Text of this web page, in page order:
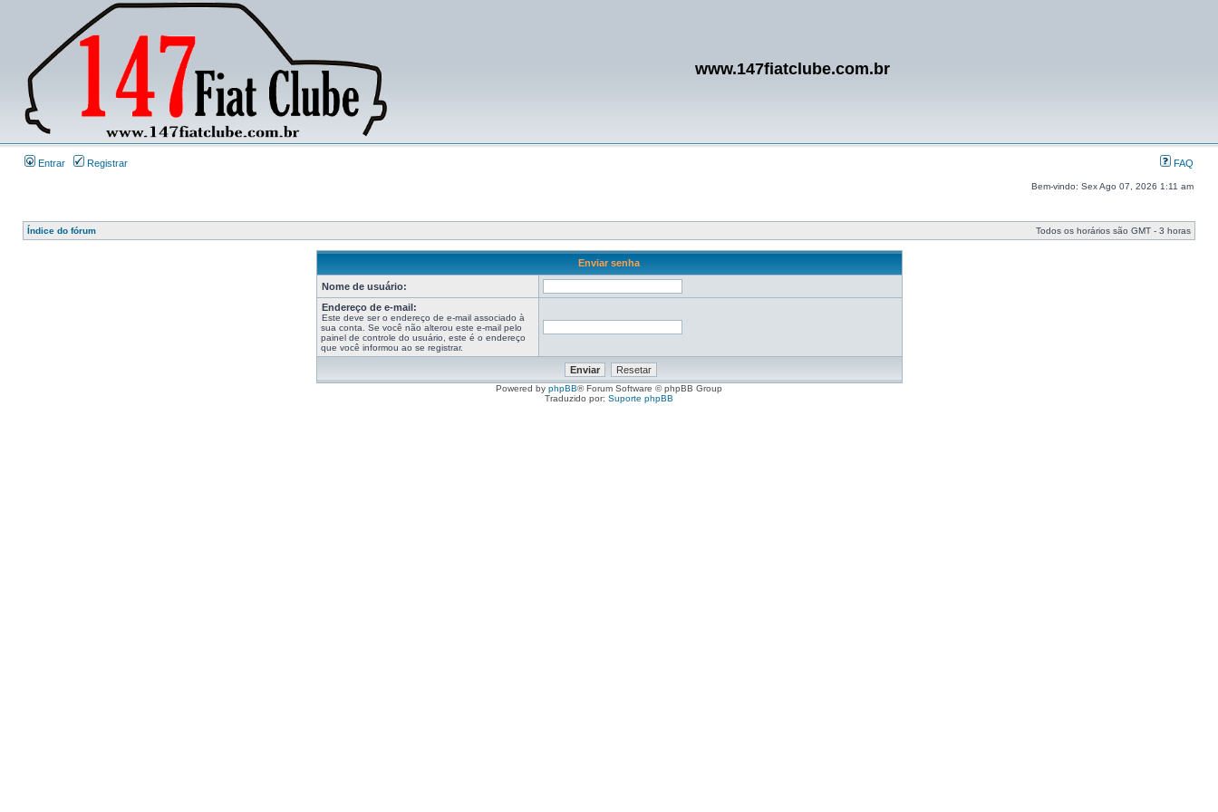
www.147fiatclube.com.br
Entrar Registrar FAQ
Bem-vindo: Sex Ago 07, 2026 1:11 am
Índice do fórum Todos os horários são GMT - 3 horas
Enviar senha
Nome de usuário:
Endereço de e-mail:
Este deve ser o endereço de e-mail associado à
sua conta. Se você não alterou este e-mail pelo
painel de controle do usuário, este é o endereço
que você informou ao se registrar.
Powered by phpBB® Forum Software © phpBB Group
Traduzido por: Suporte phpBB